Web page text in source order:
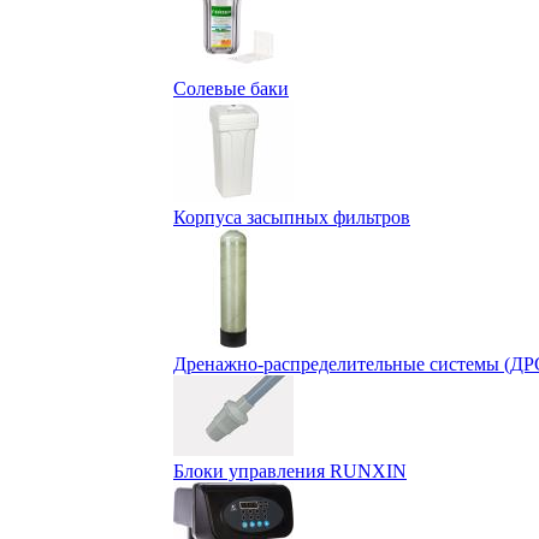
Солевые баки
Корпуса засыпных фильтров
Дренажно-распределительные системы
Блоки управления RUNXIN